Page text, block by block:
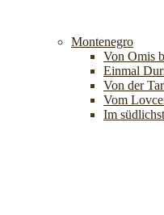
Montenegro
Von Omis
Einmal
Von der
Vom
Im